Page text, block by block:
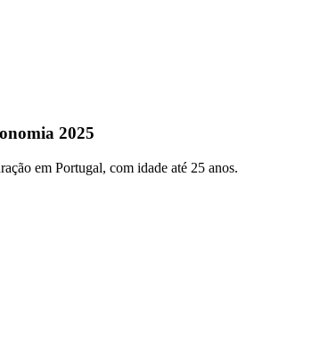
2025
em Portugal, com idade até 25 anos.